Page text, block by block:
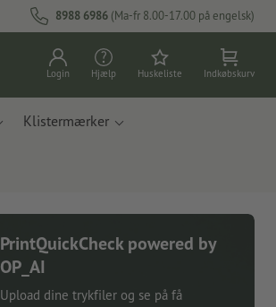
8988 6986 (Ma-fr 8.00-17.00 på engelsk)
Login Hjælp Huskeliste Indkøbskurv
Klistermærker
PrintQuickCheck powered by
OP_AI
Upload dine trykfiler og se på få